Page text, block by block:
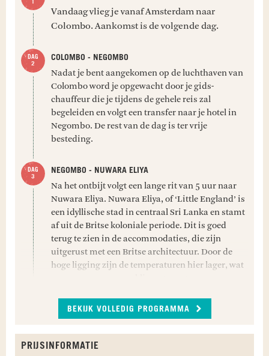
Vandaag vlieg je vanaf Amsterdam naar
Colombo. Aankomst is de volgende dag.
COLOMBO - NEGOMBO
Nadat je bent aangekomen op de luchthaven van
Colombo word je opgewacht door je gids-
chauffeur die je tijdens de gehele reis zal
begeleiden en volgt een transfer naar je hotel in
Negombo. De rest van de dag is ter vrije
besteding.
NEGOMBO - NUWARA ELIYA
Na het ontbijt volgt een lange rit van 5 uur naar
Nuwara Eliya. Nuwara Eliya, of ‘Little England’ is
een idyllische stad in centraal Sri Lanka en stamt
af uit de Britse koloniale periode. Dit is goed
terug te zien in de accommodaties, die zijn
uitgerust met een Britse architectuur. Door de
hoge ligging zijn de temperaturen hier lager, wat
stad kenmerkt zich door uitgestrekte groene
theeplantages zo ver het oog reikt en de vele
voor wandelingen langs watervallen naar
BEKIJK VOLLEDIG PROGRAMMA
PRIJSINFORMATIE